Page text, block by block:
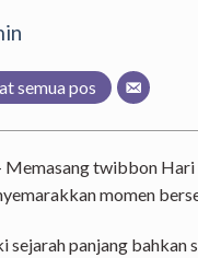
semua pos
Memasang twibbon Hari
momen
sejarah panjang